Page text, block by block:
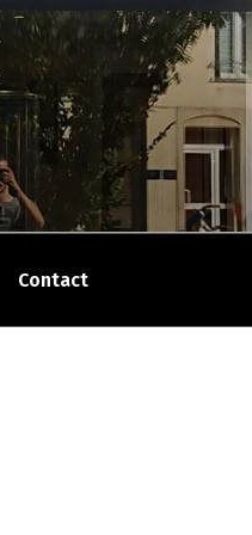
Contact